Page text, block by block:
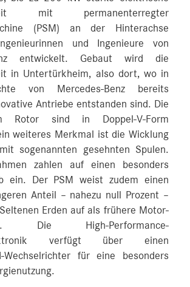
mit permanenterregter
(PSM) an der Hinterachse
und Ingenieure von
entwickelt. Gebaut wird die
in Untertürkheim, also dort, wo in
von Mercedes-Benz bereits
Antriebe entstanden sind. Die
Rotor sind in Doppel-V-Form
weiteres Merkmal ist die Wicklung
sogenannten gesehnten Spulen.
zahlen auf einen besonders
ein. Der PSM weist zudem einen
Anteil – nahezu null Prozent –
Erden auf als frühere Motor-
Die High-Performance-
verfügt über einen
Wechselrichter für eine besonders